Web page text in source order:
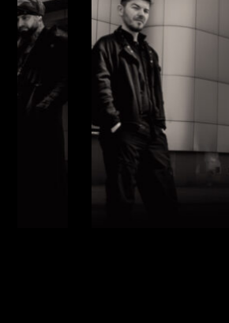
Виконавці: Павло Литвиненко
Дудко
Бас,) /Олександр Люлякін